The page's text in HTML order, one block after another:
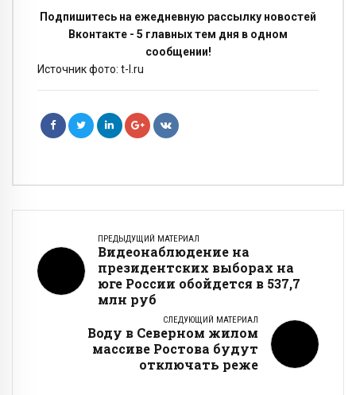
Подпишитесь на ежедневную рассылку новостей
Вконтакте - 5 главных тем дня в одном
сообщении!
Источник фото: t-l.ru
ПРЕДЫДУЩИЙ МАТЕРИАЛ
Видеонаблюдение на
президентских выборах на
юге России обойдется в 537,7
млн руб
СЛЕДУЮЩИЙ МАТЕРИАЛ
Воду в Северном жилом
массиве Ростова будут
отключать реже